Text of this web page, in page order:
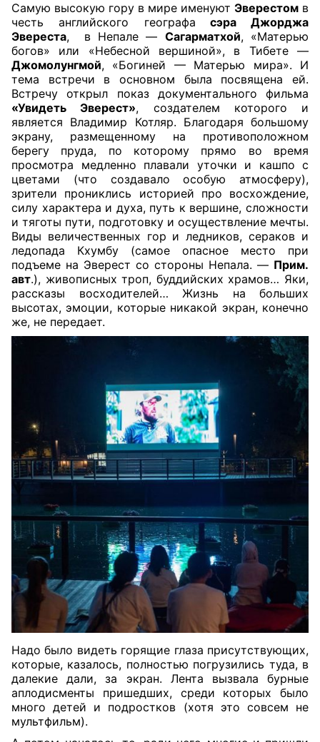
Самую высокую гору в мире именуют Эверестом в
честь английского географа сэра Джорджа
Эвереста, в Непале — Сагарматхой, «Матерью
богов» или «Небесной вершиной», в Тибете —
Джомолунгмой, «Богиней — Матерью мира». И
тема встречи в основном была посвящена ей.
Встречу открыл показ документального фильма
«Увидеть Эверест», создателем которого и
является Владимир Котляр. Благодаря большому
экрану, размещенному на противоположном
берегу пруда, по которому прямо во время
просмотра медленно плавали уточки и кашпо с
цветами (что создавало особую атмосферу),
зрители прониклись историей про восхождение,
силу характера и духа, путь к вершине, сложности
и тяготы пути, подготовку и осуществление мечты.
Виды величественных гор и ледников, сераков и
ледопада Кхумбу (самое опасное место при
подъеме на Эверест со стороны Непала. — Прим.
авт.), живописных троп, буддийских храмов… Яки,
рассказы восходителей… Жизнь на больших
высотах, эмоции, которые никакой экран, конечно
же, не передает.
Надо было видеть горящие глаза присутствующих,
которые, казалось, полностью погрузились туда, в
далекие дали, за экран. Лента вызвала бурные
аплодисменты пришедших, среди которых было
много детей и подростков (хотя это совсем не
мультфильм).